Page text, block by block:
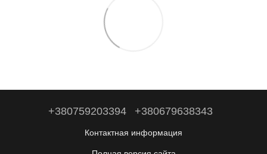
+380759203394 +380679638343
Контактная информация